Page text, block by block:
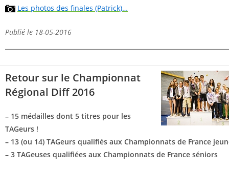
Les photos des finales (Patrick)…
Publié le 18-05-2016
Retour sur le Championnat
Régional Diff 2016
– 15 médailles dont 5 titres pour les
TAGeurs !
– 13 (ou 14) TAGeurs qualifiés aux Championnats de France
– 3 TAGeuses qualifiées aux Championnats de France séniors